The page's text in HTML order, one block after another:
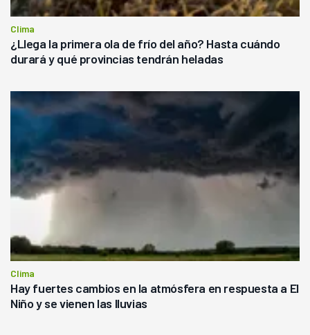
Clima
¿Llega la primera ola de frío del año? Hasta cuándo
durará y qué provincias tendrán heladas
Clima
Hay fuertes cambios en la atmósfera en respuesta a El
Niño y se vienen las lluvias